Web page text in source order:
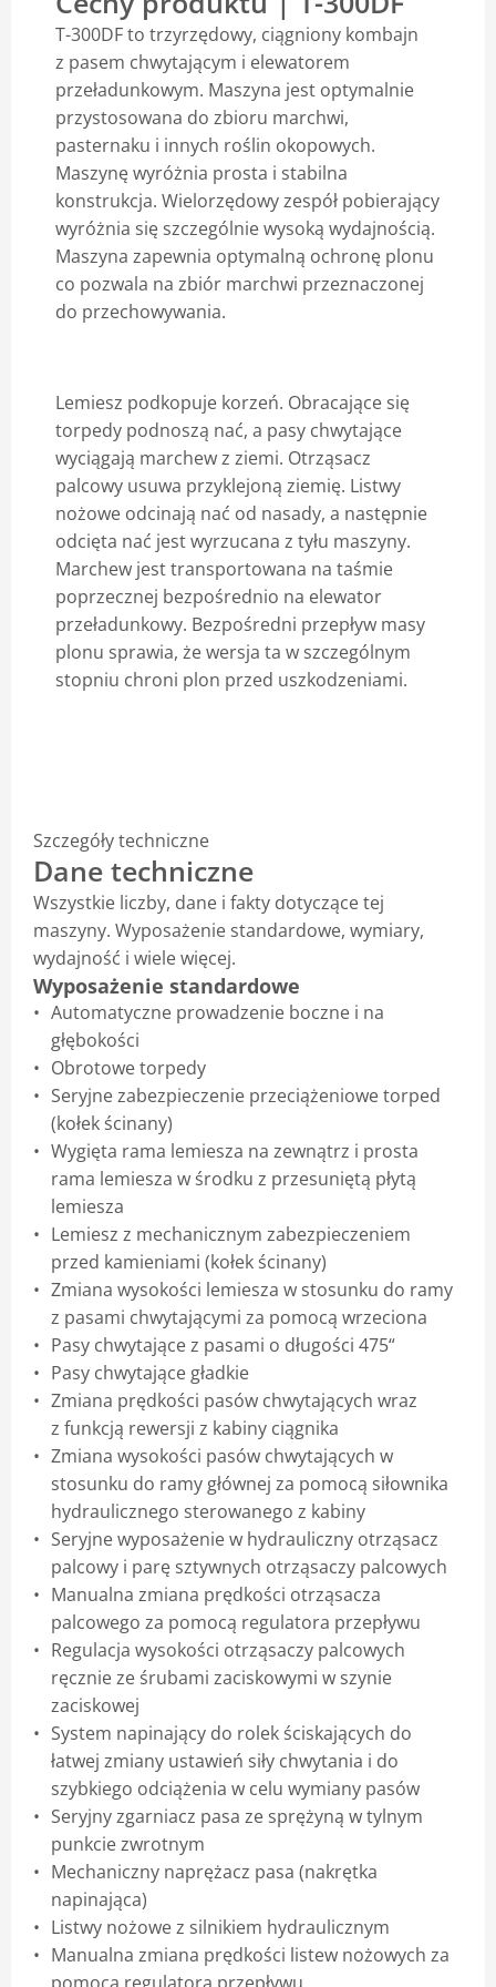
T-300DF to trzyrzędowy, ciągniony kombajn
z pasem chwytającym i elewatorem
przeładunkowym. Maszyna jest optymalnie
przystosowana do zbioru marchwi,
pasternaku i innych roślin okopowych.
Maszynę wyróżnia prosta i stabilna
konstrukcja. Wielorzędowy zespół pobierający
wyróżnia się szczególnie wysoką wydajnością.
Maszyna zapewnia optymalną ochronę plonu
co pozwala na zbiór marchwi przeznaczonej
do przechowywania.
Lemiesz podkopuje korzeń. Obracające się
torpedy podnoszą nać, a pasy chwytające
wyciągają marchew z ziemi. Otrząsacz
palcowy usuwa przyklejoną ziemię. Listwy
nożowe odcinają nać od nasady, a następnie
odcięta nać jest wyrzucana z tyłu maszyny.
Marchew jest transportowana na taśmie
poprzecznej bezpośrednio na elewator
przeładunkowy. Bezpośredni przepływ masy
plonu sprawia, że wersja ta w szczególnym
stopniu chroni plon przed uszkodzeniami.
Szczegóły techniczne
Dane techniczne
Wszystkie liczby, dane i fakty dotyczące tej
maszyny. Wyposażenie standardowe, wymiary,
wydajność i wiele więcej.
Wyposażenie standardowe
Automatyczne prowadzenie boczne i na
głębokości
Obrotowe torpedy
Seryjne zabezpieczenie przeciążeniowe torped
(kołek ścinany)
Wygięta rama lemiesza na zewnątrz i prosta
rama lemiesza w środku z przesuniętą płytą
lemiesza
Lemiesz z mechanicznym zabezpieczeniem
przed kamieniami (kołek ścinany)
Zmiana wysokości lemiesza w stosunku do ramy
z pasami chwytającymi za pomocą wrzeciona
Pasy chwytające z pasami o długości 475“
Pasy chwytające gładkie
Zmiana prędkości pasów chwytających wraz
z funkcją rewersji z kabiny ciągnika
Zmiana wysokości pasów chwytających w
stosunku do ramy głównej za pomocą siłownika
hydraulicznego sterowanego z kabiny
Seryjne wyposażenie w hydrauliczny otrząsacz
palcowy i parę sztywnych otrząsaczy palcowych
Manualna zmiana prędkości otrząsacza
palcowego za pomocą regulatora przepływu
Regulacja wysokości otrząsaczy palcowych
ręcznie ze śrubami zaciskowymi w szynie
zaciskowej
System napinający do rolek ściskających do
łatwej zmiany ustawień siły chwytania i do
szybkiego odciążenia w celu wymiany pasów
Seryjny zgarniacz pasa ze sprężyną w tylnym
punkcie zwrotnym
Mechaniczny naprężacz pasa (nakrętka
napinająca)
Listwy nożowe z silnikiem hydraulicznym
Manualna zmiana prędkości listew nożowych za
Blog